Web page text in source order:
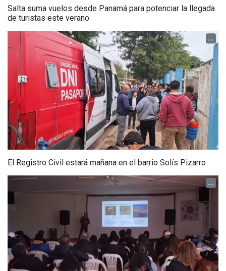
Salta suma vuelos desde Panamá para potenciar la llegada
de turistas este verano
...
El Registro Civil estará mañana en el barrio Solís Pizarro
...